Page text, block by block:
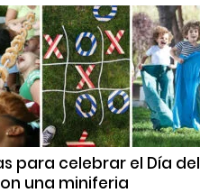
para celebrar el Día del
una miniferia